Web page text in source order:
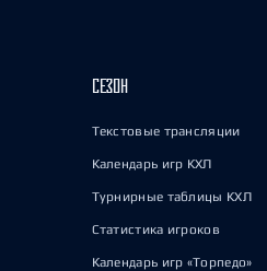
СЕЗОН
Текстовые трансляции
Календарь игр КХЛ
Турнирные таблицы КХЛ
Статистика игроков
Календарь игр «Торпедо»